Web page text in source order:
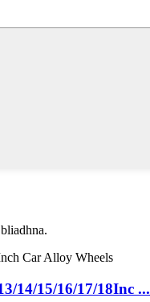
14/15/16/17/18Inc ...